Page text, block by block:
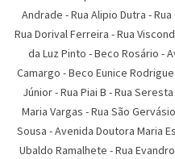
Andrade -Rua Alipio Dutra -
Rua Dorival Ferreira -Rua
da Luz Pinto -Beco Rosário -
Camargo -Beco Eunice
Júnior-Rua Piai B -Rua Seresta
Maria Vargas -Rua São Gervásio
Sousa -Avenida Doutora Maria
Ubaldo Ramalhete -Rua